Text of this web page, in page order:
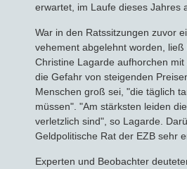
erwartet, im Laufe dieses Jahres
War in den Ratssitzungen zuvor
vehement abgelehnt worden, ließ
Christine Lagarde aufhorchen
die Gefahr von steigenden
Menschen groß sei, "die täglich
müssen". "Am stärksten leiden
verletzlich sind", so Lagarde.
Geldpolitische Rat der EZB sehr
Experten und Beobachter